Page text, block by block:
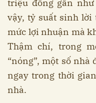
triệu đồng gần
vậy, tỷ suất sinh lời
mức lợi nhuận mà
Thậm chí, trong
“nóng”, một số
ngay trong thời
nhà.